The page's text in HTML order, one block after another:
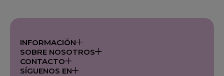
INFORMACIÓN
SOBRE NOSOTROS
CONTACTO
SÍGUENOS EN